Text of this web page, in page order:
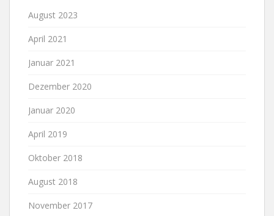
August 2023
April 2021
Januar 2021
Dezember 2020
Januar 2020
April 2019
Oktober 2018
August 2018
November 2017